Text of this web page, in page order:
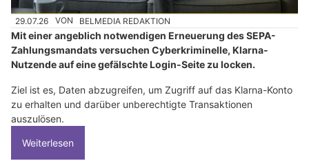
29.07.26 VON BELMEDIA REDAKTION
Mit einer angeblich notwendigen Erneuerung des SEPA-
Zahlungsmandats versuchen Cyberkriminelle, Klarna-
Nutzende auf eine gefälschte Login-Seite zu locken.
Ziel ist es, Daten abzugreifen, um Zugriff auf das Klarna-Konto
zu erhalten und darüber unberechtigte Transaktionen
auszulösen.
Weiterlesen